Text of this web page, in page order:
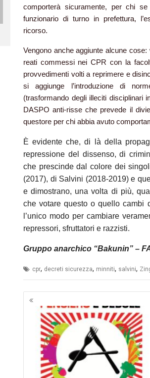
comporterà sicuramente, per chi
funzionario di turno in prefettura,
ricorso.
Vengono anche aggiunte alcune
reati commessi nei CPR con la
provvedimenti volti a reprimere e
si aggiunge l’introduzione di
(trasformando degli illeciti disciplinari
DASPO anti-risse che prevede il
questore per chi abbia avuto
È evidente che, di là della
repressione del dissenso, di
che prescinde dal colore dei
(2017), di Salvini (2018-2019) e
e dimostrano, una volta di più,
che votare questo o quello cambi
l’unico modo per cambiare
repressori, sfruttatori e razzisti.
Gruppo anarchico “Bakunin” –
cpr, decreti sicurezza, minniti, salvini,
Navigazione
articoli